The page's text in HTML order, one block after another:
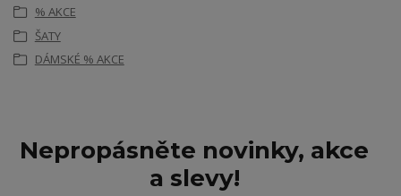
% AKCE
ŠATY
DÁMSKÉ % AKCE
Nepropásněte novinky, akce
a slevy!